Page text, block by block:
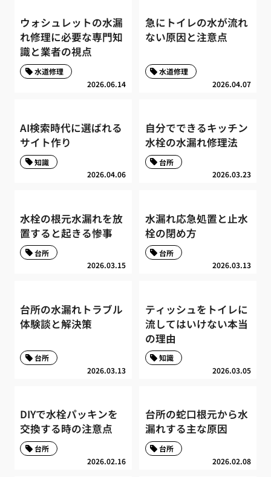
ウォシュレットの水漏
れ修理に必要な専門知
識と業者の視点
2026.06.14
水道修理
急にトイレの水が流れ
ない原因と注意点
2026.04.07
水道修理
AI検索時代に選ばれる
サイト作り
2026.04.06
知識
自分でできるキッチン
水栓の水漏れ修理法
2026.03.23
台所
水栓の根元水漏れを放
置すると起きる惨事
2026.03.15
台所
水漏れ応急処置と止水
栓の閉め方
2026.03.13
台所
台所の水漏れトラブル
体験談と解決策
2026.03.13
台所
ティッシュをトイレに
流してはいけない本当
の理由
2026.03.05
知識
DIYで水栓パッキンを
交換する時の注意点
2026.02.16
台所
台所の蛇口根元から水
漏れする主な原因
2026.02.08
台所